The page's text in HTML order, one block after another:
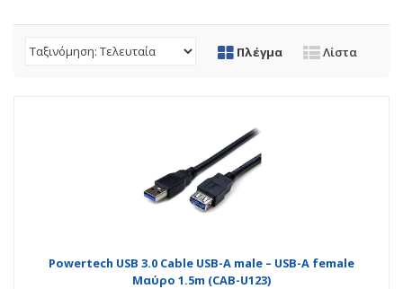
Πλέγμα Λίστα
Powertech USB 3.0 Cable USB-A male – USB-A female
Μαύρο 1.5m (CAB-U123)